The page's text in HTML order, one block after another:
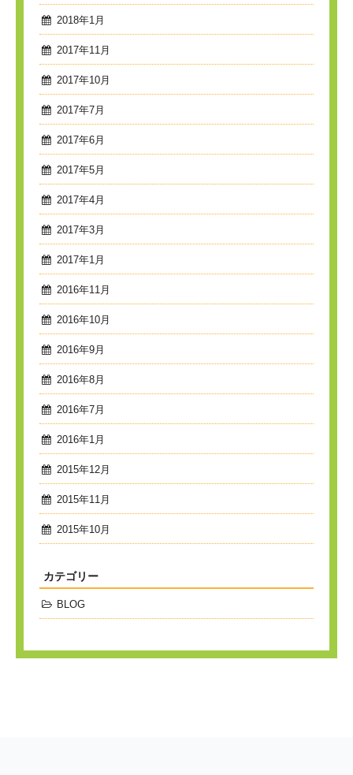
2018年1月
2017年11月
2017年10月
2017年7月
2017年6月
2017年5月
2017年4月
2017年3月
2017年1月
2016年11月
2016年10月
2016年9月
2016年8月
2016年7月
2016年1月
2015年12月
2015年11月
2015年10月
カテゴリー
BLOG